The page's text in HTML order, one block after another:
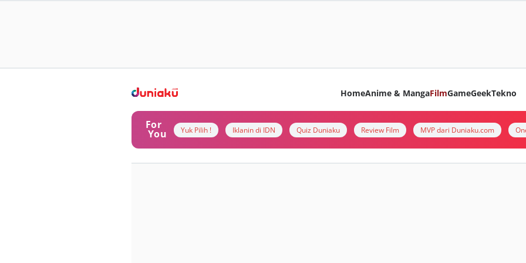
HomeAnime & MangaFilmGameGeekTekno
For
You Yuk Pilih ! Iklanin di IDN Quiz Duniaku Review Film MVP dari Duniaku.com